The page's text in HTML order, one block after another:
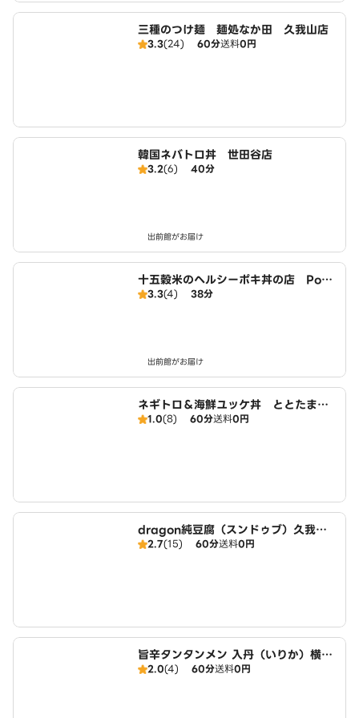
三種のつけ麺 麺処なか田 久我山店
3.3(24) 60分送料0円
韓国ネバトロ丼 世田谷店
3.2(6) 40分
出前館がお届け
十五穀米のヘルシーポキ丼の店 Poke
Poke 世田谷店
3.3(4) 38分
出前館がお届け
ネギトロ＆海鮮ユッケ丼 ととたま
久我山店
1.0(8) 60分送料0円
dragon純豆腐（スンドゥブ）久我山
店2.7(15) 60分送料0円
旨辛タンタンメン 入丹（いりか）横浜
スタイル、金家の烈火スープ 杉並店
2.0(4) 60分送料0円